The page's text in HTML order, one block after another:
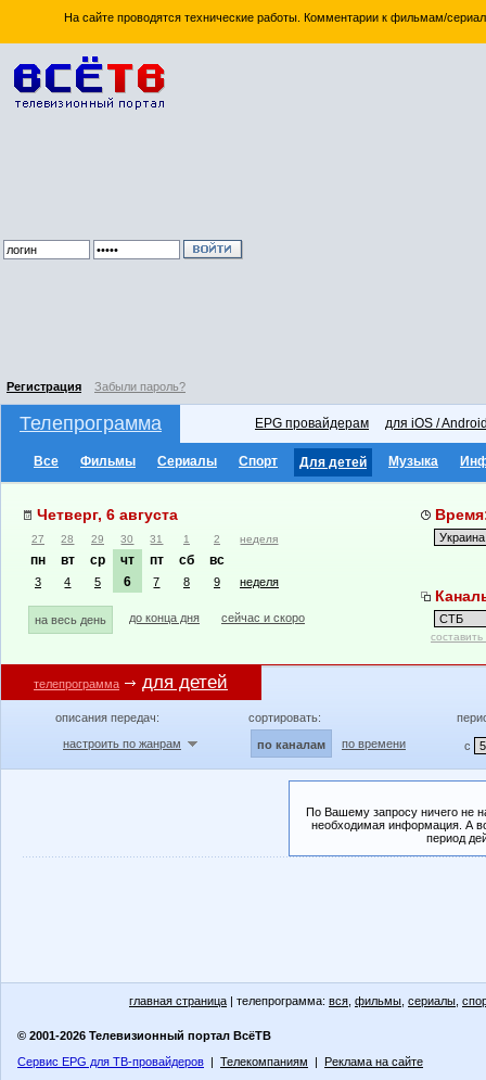
На сайте проводятся технические работы. Комментарии к фильмам/
Регистрация Забыли пароль?
Телепрограмма EPG провайдерам для iOS /
Все Фильмы Сериалы Спорт Для детей Музыка
Четверг, 6 августа
27 28 29 30 31 1 2 неделя
пн вт ср чт пт сб вс
3 4 5 6 7 8 9 неделя
на весь день до конца дня сейчас и скоро
телепрограмма для детей
описания передач:
настроить по жанрам
сортировать:
по каналам по времени с
По Вашему запросу ничего не
необходимая информация. А
период
главная страница | телепрограмма: вся фильмы сериалы
© 2001-2026 Телевизионный портал ВсёТВ
Сервис EPG для ТВ-провайдеров | Телекомпаниям | Реклама на сайте